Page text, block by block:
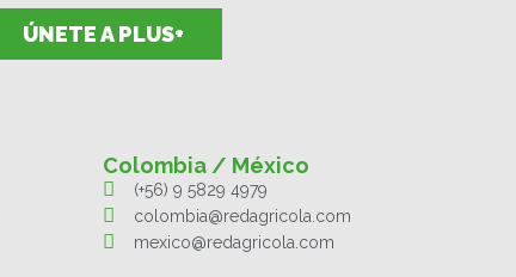
ÚNETE A PLUS+
Colombia / México
(+56) 9 5829 4979
colombia@redagricola.com
mexico@redagricola.com